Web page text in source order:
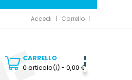
Accedi Carrello
CARRELLO
0 articolo(i) - 0,00 €